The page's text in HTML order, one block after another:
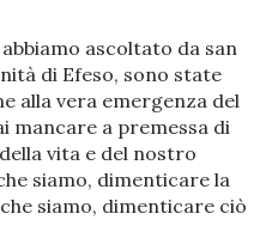
ascoltato da san
di Efeso, sono state
alla vera emergenza del
mancare a premessa di
vita e del nostro
siamo, dimenticare la
siamo, dimenticare ciò